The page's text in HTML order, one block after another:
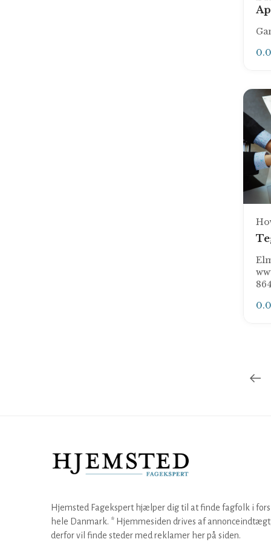
0.0
0.0
Hjemsted Fagekspert hjælper dig til at finde fagfolk i
hele Danmark. * Hjemmesiden drives af
derfor vil finde steder med reklamer her på siden.